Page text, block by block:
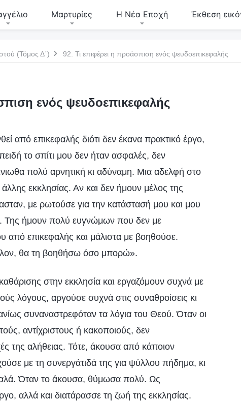
Μαρτυρίες Η Νέα Εποχή Έκθεση
(Τόμος Δ΄) 92. Τι επιφέρει η προάσπιση ενός ψευδοεπικεφαλής
ενός ψευδοεπικεφαλής
από επικεφαλής διότι δεν έκανα πρακτικό έργο,
το σπίτι μου δεν ήταν ασφαλές, δεν
πολύ αρνητική κι αδύναμη. Μια αδελφή στο
εκκλησίας. Αν και δεν ήμουν μέλος της
με ρωτούσε για την κατάστασή μου και μου
Της ήμουν πολύ ευγνώμων που δεν με
επικεφαλής και μάλιστα με βοηθούσε.
θα τη βοηθήσω όσο μπορώ».
στην εκκλησία και εργαζόμουν συχνά με
λόγους, αργούσε συχνά στις συναθροίσεις κι
συναναστρεφόταν τα λόγια του Θεού. Όταν οι
αντίχριστους ή κακοποιούς, δεν
της αλήθειας. Τότε, άκουσα από κάποιον
με τη συνεργάτιδά της για ψύλλου πήδημα, κι
Όταν το άκουσα, θύμωσα πολύ. Ως
αλλά και διατάρασσε τη ζωή της εκκλησίας.